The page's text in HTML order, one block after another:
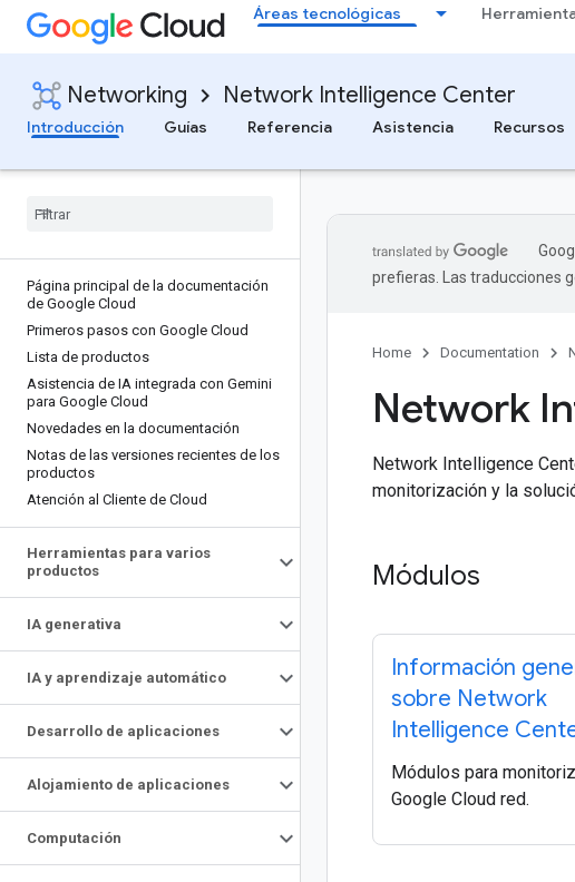
Áreas tecnológicas
Networking Network Intelligence Center
Introducción
Guías Referencia Asistencia Recursos
Página principal de la documentación
de Google Cloud
Primeros pasos con Google Cloud
Lista de productos
Asistencia de IA integrada con Gemini
para Google Cloud
Novedades en la documentación
Notas de las versiones recientes de los
productos
Atención al Cliente de Cloud
Herramientas para varios
productos
IA generativa
IA y aprendizaje automático
Desarrollo de aplicaciones
Alojamiento de aplicaciones
Computación
prefieras. Las traducciones
Home Documentation
Network
Network Intelligence
monitorización y la
Módulos
Información
sobre Network
Intelligence
Módulos para
Google Cloud red.